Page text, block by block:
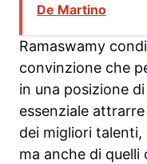
De Martino
Ramaswamy
convinzione che
in una posizione
essenziale
dei migliori talenti,
ma anche di